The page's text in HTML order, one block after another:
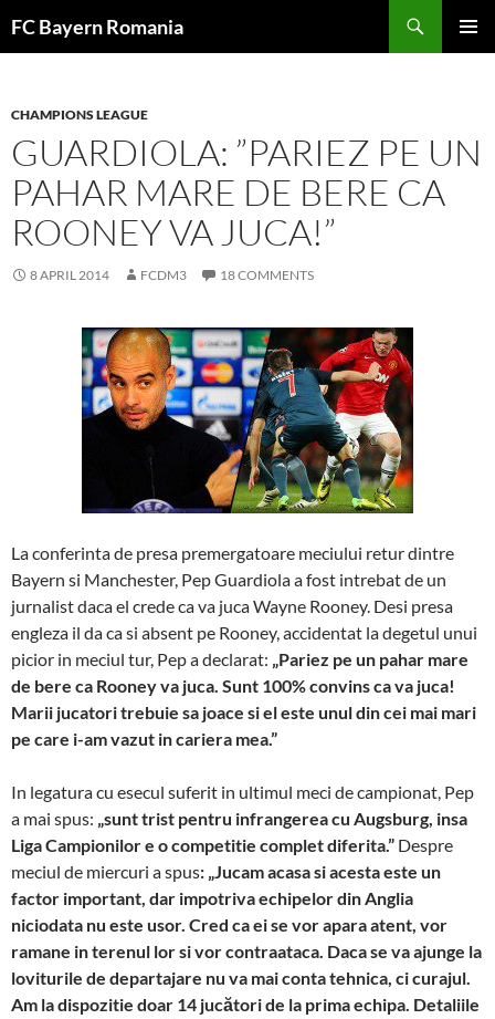
toFC Bayern Romania
CHAMPIONS LEAGUE
GUARDIOLA: ”PARIEZ PE UN
PAHAR MARE DE BERE CA
ROONEY VA JUCA!”
8 APRIL 2014 FCDM3 18 COMMENTS
La conferinta de presa premergatoare meciului retur dintre
Bayern si Manchester, Pep Guardiola a fost intrebat de un
jurnalist daca el crede ca va juca Wayne Rooney. Desi presa
engleza il da ca si absent pe Rooney, accidentat la degetul unui
picior in meciul tur, Pep a declarat: „Pariez pe un pahar mare
de bere ca Rooney va juca. Sunt 100% convins ca va juca!
Marii jucatori trebuie sa joace si el este unul din cei mai mari
pe care i-am vazut in cariera mea.”
In legatura cu esecul suferit in ultimul meci de campionat, Pep
a mai spus: „sunt trist pentru infrangerea cu Augsburg, insa
Liga Campionilor e o competitie complet diferita.” Despre
meciul de miercuri a spus: „Jucam acasa si acesta este un
factor important, dar impotriva echipelor din Anglia
niciodata nu este usor. Cred ca ei se vor apara atent, vor
ramane in terenul lor si vor contraataca. Daca se va ajunge la
loviturile de departajare nu va mai conta tehnica, ci curajul.
Am la dispozitie doar 14 jucători de la prima echipa. Detaliile